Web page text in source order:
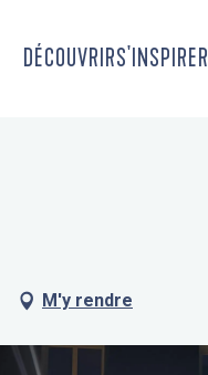
DÉCOUVRIRS'INSPIRER
M'y rendre